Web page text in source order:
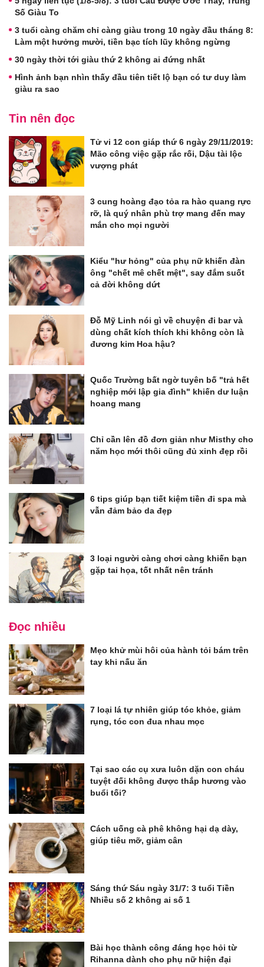
Số Giàu To
3 tuổi càng chăm chỉ càng giàu trong 10 ngày đầu tháng 8:
Làm một hưởng mười, tiền bạc tích lũy không ngừng
30 ngày thời tới giàu thứ 2 không ai đứng nhất
Hình ảnh bạn nhìn thấy đầu tiên tiết lộ bạn có tư duy làm
giàu ra sao
Tin nên đọc
Tử vi 12 con giáp thứ 6 ngày 29/11/2019:
Mão công việc gặp rắc rối, Dậu tài lộc
vượng phát
3 cung hoàng đạo tỏa ra hào quang rực
rỡ, là quý nhân phù trợ mang đến may
mắn cho mọi người
Kiểu "hư hỏng" của phụ nữ khiến đàn
ông "chết mê chết mệt", say đắm suốt
cả đời không dứt
Đỗ Mỹ Linh nói gì về chuyện đi bar và
dùng chất kích thích khi không còn là
đương kim Hoa hậu?
Quốc Trường bất ngờ tuyên bố "trả hết
nghiệp mới lập gia đình" khiến dư luận
hoang mang
Chỉ cần lên đồ đơn giản như Misthy cho
năm học mới thôi cũng đủ xinh đẹp rồi
6 tips giúp bạn tiết kiệm tiền đi spa mà
vẫn đảm bảo da đẹp
3 loại người càng chơi càng khiến bạn
gặp tai họa, tốt nhất nên tránh
Đọc nhiều
Mẹo khử mùi hôi của hành tỏi bám trên
tay khi nấu ăn
7 loại lá tự nhiên giúp tóc khỏe, giảm
rụng, tóc con đua nhau mọc
Tại sao các cụ xưa luôn dặn con cháu
tuyệt đối không được thắp hương vào
buổi tối?
Cách uống cà phê không hại dạ dày,
giúp tiêu mỡ, giảm cân
Sáng thứ Sáu ngày 31/7: 3 tuổi Tiền
Nhiều số 2 không ai số 1
Bài học thành công đáng học hỏi từ
Rihanna dành cho phụ nữ hiện đại